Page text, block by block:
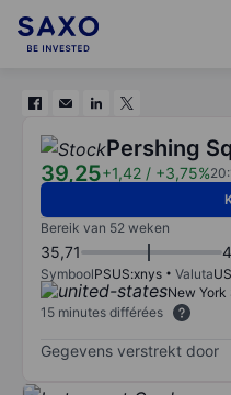
Pershing
39,25+1,42 / +3,75%
Bereik van 52 weken
35,71
SymboolPSUS:xnys Valuta
New
15 minutes différées
Gegevens verstrekt door